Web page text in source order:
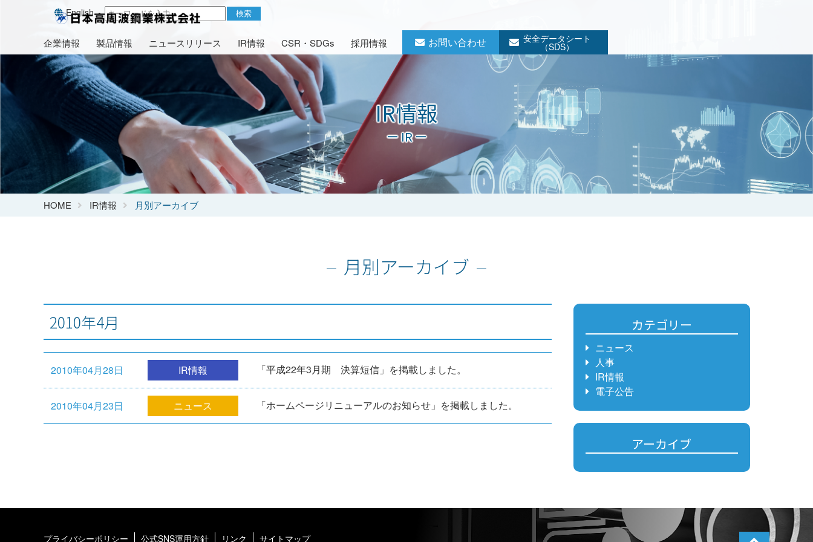
English 検索
企業情報 製品情報 ニュースリリース IR情報 CSR・SDGs 採用情報 お問い合わせ 安全データシート
（SDS）
IR情報
ー IR ー
HOME IR情報 月別アーカイブ
月別アーカイブ
2010年4月
2010年04月28日 IR情報 「平成22年3月期 決算短信」を掲載しました。
2010年04月23日 ニュース 「ホームページリニューアルのお知らせ」を掲載しました。
カテゴリー
ニュース
人事
IR情報
電子公告
アーカイブ
プライバシーポリシー 公式SNS運用方針 リンク サイトマップ